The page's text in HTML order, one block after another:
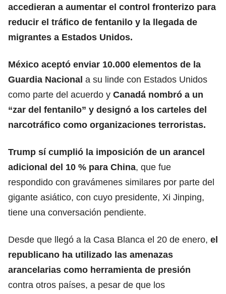
accedieran a aumentar el control fronterizo para
reducir el tráfico de fentanilo y la llegada de
migrantes a Estados Unidos.
México aceptó enviar 10.000 elementos de la
Guardia Nacional a su linde con Estados Unidos
como parte del acuerdo y Canadá nombró a un
“zar del fentanilo” y designó a los carteles del
narcotráfico como organizaciones terroristas.
Trump sí cumplió la imposición de un arancel
adicional del 10 % para China, que fue
respondido con gravámenes similares por parte del
gigante asiático, con cuyo presidente, Xi Jinping,
tiene una conversación pendiente.
Desde que llegó a la Casa Blanca el 20 de enero, el
republicano ha utilizado las amenazas
arancelarias como herramienta de presión
contra otros países, a pesar de que los